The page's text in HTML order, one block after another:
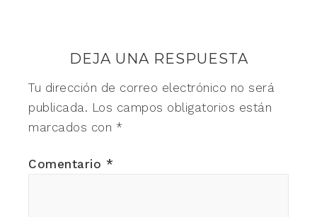
DEJA UNA RESPUESTA
Tu dirección de correo electrónico no será
publicada. Los campos obligatorios están
marcados con *
Comentario *